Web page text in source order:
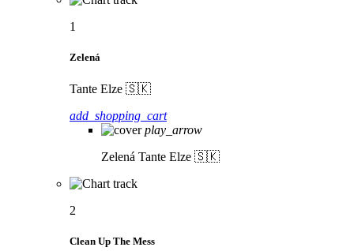
1
Zelená
Tante Elze 🇸🇰
add_shopping_cart
play_arrow
Zelená Tante Elze 🇸🇰
2
Clean Up The Mess